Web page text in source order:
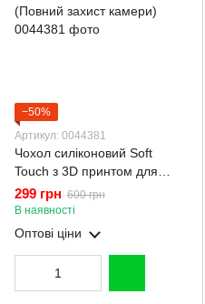
−50%
Артикул: 0044381
Чохол силіконовий Soft
Touch з 3D принтом для
Motorola G05 чорний
(Повний захист камери)
299 грн 600 грн
В наявності
Оптові ціни